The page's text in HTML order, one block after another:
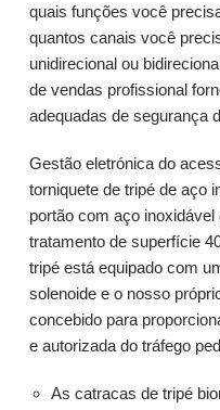
quais funções você
quantos canais você
unidirecional ou
de vendas profissional
adequadas de segurança
Gestão eletrónica do
torniquete de tripé de aço
portão com aço inoxidável
tratamento de superfície
tripé está equipado com
solenoide e o nosso
concebido para
e autorizada do tráfego
As catracas de tripé